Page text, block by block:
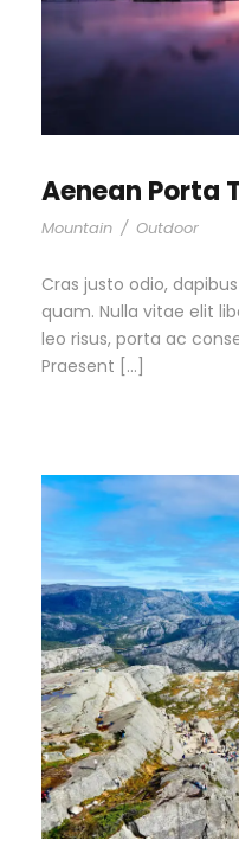
Aenean Porta
Mountain / Outdoor
Cras justo odio,
quam. Nulla vitae elit
leo risus, porta ac
Praesent […]